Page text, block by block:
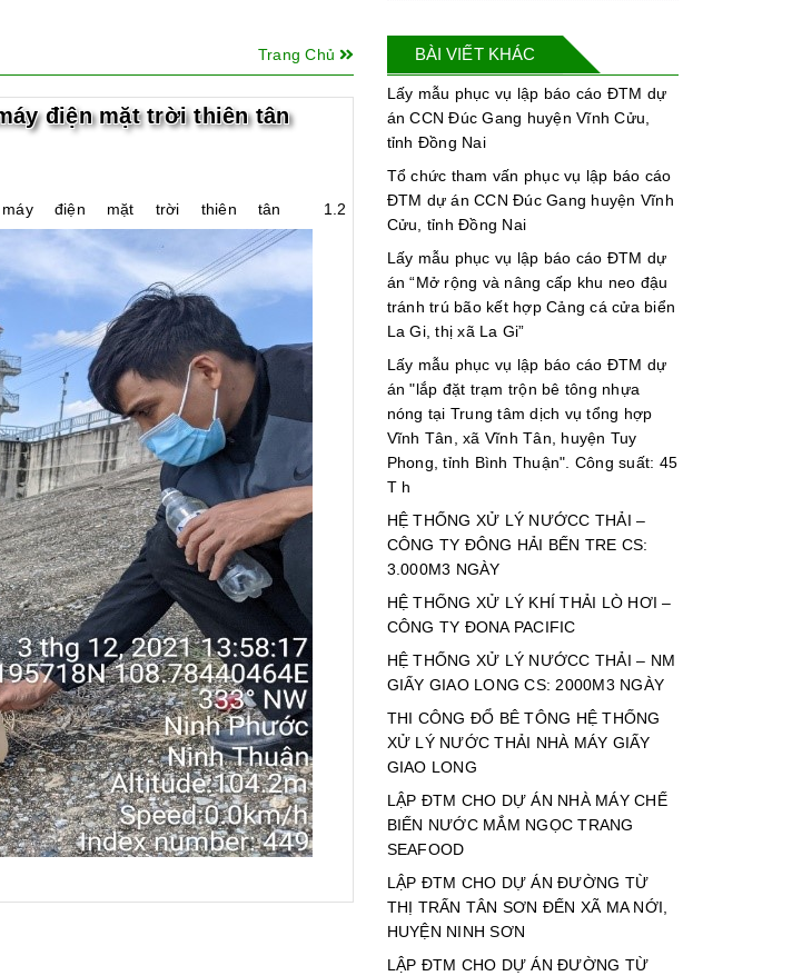
trường dự án đường văn
lâm sơn hải
Lập DTM cho dự án thành
phần 2 đường từ xã ma
nới, huyện ninh sơn, tỉnh ninh thuận
đến ngã tư tà năng
LẬP ĐTM CHO DỰ ÁN
ĐƯỜNG TỪ ĐÈO KHÁNH
NHƠN ĐẾN QUỐC LỘ 1
LẬP ĐTM CHO DỰ ÁN
ĐƯỜNG TỪ THỊ TRẤN
TÂN SƠN ĐẾN XÃ MA
NỚI, HUYỆN NINH SƠN
LẬP ĐTM CHO DỰ ÁN
NHÀ MÁY CHẾ BIẾN
NƯỚC MẮM NGỌC
TRANG SEAFOOD
Trang Chủ
điện mặt trời thiên tân
điện mặt trời thiên tân 1.2
BÀI VIẾT KHÁC
Lấy mẫu phục vụ lập báo cáo ĐTM dự
án CCN Đúc Gang huyện Vĩnh Cửu,
tỉnh Đồng Nai
Tổ chức tham vấn phục vụ lập báo cáo
ĐTM dự án CCN Đúc Gang huyện Vĩnh
Cửu, tỉnh Đồng Nai
Lấy mẫu phục vụ lập báo cáo ĐTM dự
án “Mở rộng và nâng cấp khu neo đậu
tránh trú bão kết hợp Cảng cá cửa biển
La Gi, thị xã La Gi”
Lấy mẫu phục vụ lập báo cáo ĐTM dự
án "lắp đặt trạm trộn bê tông nhựa
nóng tại Trung tâm dịch vụ tổng hợp
Vĩnh Tân, xã Vĩnh Tân, huyện Tuy
Phong, tỉnh Bình Thuận". Công suất: 45
T h
HỆ THỐNG XỬ LÝ NƯỚCC THẢI –
CÔNG TY ĐÔNG HẢI BẾN TRE CS:
3.000M3 NGÀY
HỆ THỐNG XỬ LÝ KHÍ THẢI LÒ HƠI –
CÔNG TY ĐONA PACIFIC
HỆ THỐNG XỬ LÝ NƯỚCC THẢI – NM
GIẤY GIAO LONG CS: 2000M3 NGÀY
THI CÔNG ĐỔ BÊ TÔNG HỆ THỐNG
XỬ LÝ NƯỚC THẢI NHÀ MÁY GIẤY
GIAO LONG
LẬP ĐTM CHO DỰ ÁN NHÀ MÁY CHẾ
BIẾN NƯỚC MẮM NGỌC TRANG
SEAFOOD
LẬP ĐTM CHO DỰ ÁN ĐƯỜNG TỪ
THỊ TRẤN TÂN SƠN ĐẾN XÃ MA NỚI,
HUYỆN NINH SƠN
LẬP ĐTM CHO DỰ ÁN ĐƯỜNG TỪ